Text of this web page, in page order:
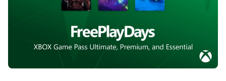
l
T
w
o